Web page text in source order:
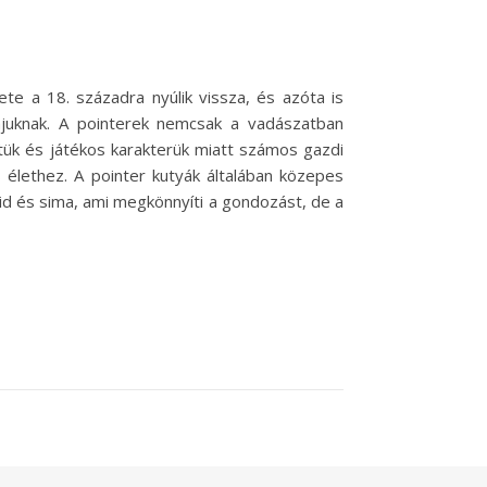
a 18. századra nyúlik vissza, és azóta is
A pointerek nemcsak a vadászatban
és játékos karakterük miatt számos gazdi
A pointer kutyák általában közepes
sima, ami megkönnyíti a gondozást, de a